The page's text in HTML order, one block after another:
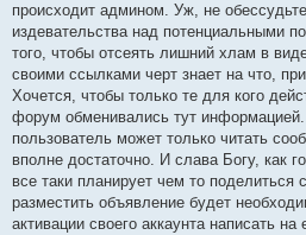
щ
е
н
и
е
происходит админом. Уж, не
издевательства над потенциальными
того, чтобы отсеять лишний хлам в
своими ссылками черт знает на что,
Хочется, чтобы только те для кого
форум обменивались тут информацией.
пользователь может только читать
вполне достаточно. И слава Богу, как
все таки планирует чем то
разместить объявление будет
активации своего аккаунта написать